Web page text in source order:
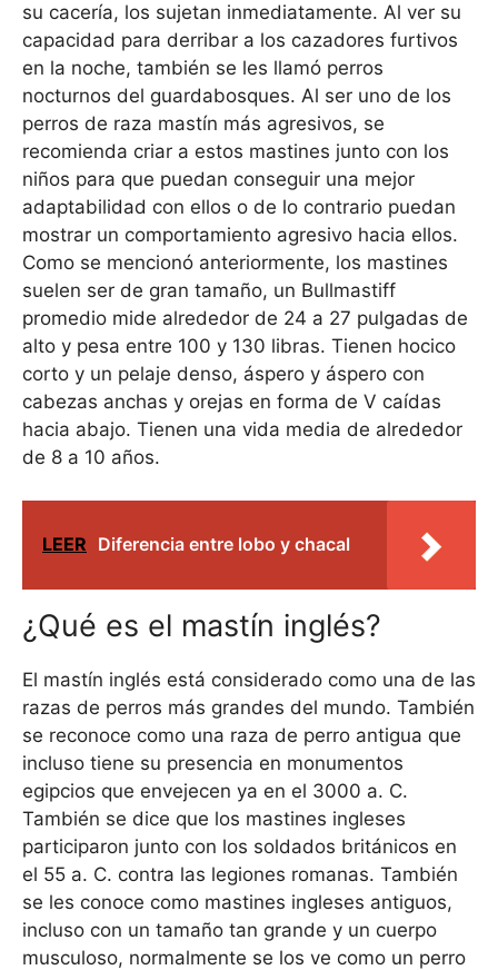
su cacería, los sujetan inmediatamente. Al ver su
capacidad para derribar a los cazadores furtivos
en la noche, también se les llamó perros
nocturnos del guardabosques. Al ser uno de los
perros de raza mastín más agresivos, se
recomienda criar a estos mastines junto con los
niños para que puedan conseguir una mejor
adaptabilidad con ellos o de lo contrario puedan
mostrar un comportamiento agresivo hacia ellos.
Como se mencionó anteriormente, los mastines
suelen ser de gran tamaño, un Bullmastiff
promedio mide alrededor de 24 a 27 pulgadas de
alto y pesa entre 100 y 130 libras. Tienen hocico
corto y un pelaje denso, áspero y áspero con
cabezas anchas y orejas en forma de V caídas
hacia abajo. Tienen una vida media de alrededor
de 8 a 10 años.
LEER Diferencia entre lobo y chacal
¿Qué es el mastín inglés?
El mastín inglés está considerado como una de las
razas de perros más grandes del mundo. También
se reconoce como una raza de perro antigua que
incluso tiene su presencia en monumentos
egipcios que envejecen ya en el 3000 a. C.
También se dice que los mastines ingleses
participaron junto con los soldados británicos en
el 55 a. C. contra las legiones romanas. También
se les conoce como mastines ingleses antiguos,
incluso con un tamaño tan grande y un cuerpo
musculoso, normalmente se los ve como un perro